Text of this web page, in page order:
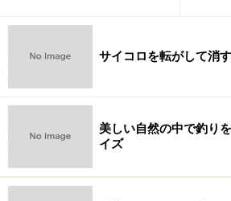
サイコロを転がして消
美しい自然の中で釣り
イズ